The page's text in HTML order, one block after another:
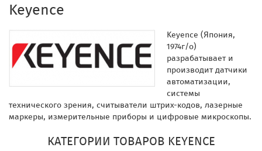
Keyence
Keyence (Япония,
1974г/о)
разрабатывает и
производит датчики
автоматизации,
системы
технического зрения, считыватели штрих-кодов, лазерные
маркеры, измерительные приборы и цифровые микроскопы.
КАТЕГОРИИ ТОВАРОВ KEYENCE